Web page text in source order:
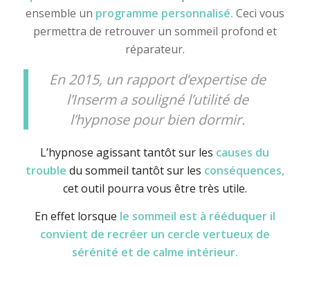
ensemble un programme personnalisé. Ceci vous
permettra de retrouver un sommeil profond et
réparateur.
En 2015, un rapport d’expertise de
l’Inserm a souligné l’utilité de
l’hypnose pour bien dormir.
L’hypnose agissant tantôt sur les causes du
trouble du sommeil tantôt sur les conséquences,
cet outil pourra vous être très utile.
En effet lorsque le sommeil est à rééduquer il
convient de recréer un cercle vertueux de
sérénité et de calme intérieur.